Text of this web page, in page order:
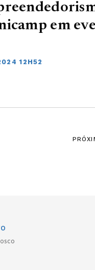
em
12H52